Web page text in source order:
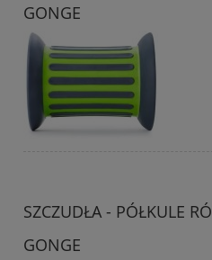
GONGE
SZCZUDŁA - PÓŁKULE
GONGE